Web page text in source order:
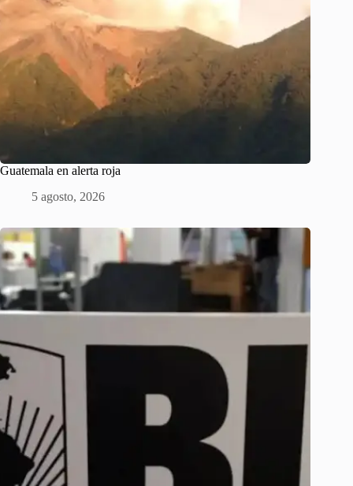
Guatemala en alerta roja
5 agosto, 2026